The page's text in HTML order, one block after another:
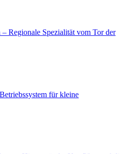
– Regionale Spezialität vom Tor der
für kleine